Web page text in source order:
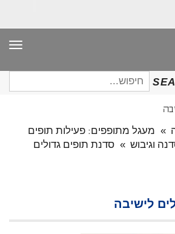
חיפוש
עבור:
» מעגל מתופפים: פעילות תופים
וגיבוש » סדנת תופים גדולים
לישיבה